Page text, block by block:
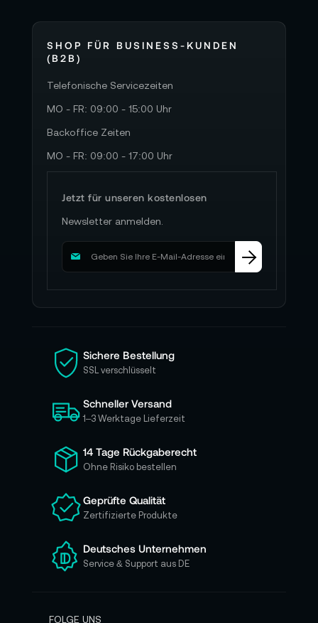
SHOP FÜR BUSINESS-KUNDEN
(B2B)
Telefonische Servicezeiten
MO - FR: 09:00 - 15:00 Uhr
Backoffice Zeiten
MO - FR: 09:00 - 17:00 Uhr
Jetzt für unseren kostenlosen
Newsletter anmelden.
M
d
i
e
s
c
h
ü
r
u
e
e
n
N
s
Sichere Bestellung
SSL verschlüsselt
Schneller Versand
1–3 Werktage Lieferzeit
14 Tage Rückgaberecht
Ohne Risiko bestellen
Geprüfte Qualität
Zertifizierte Produkte
Deutsches Unternehmen
Service & Support aus DE
FOLGE UNS